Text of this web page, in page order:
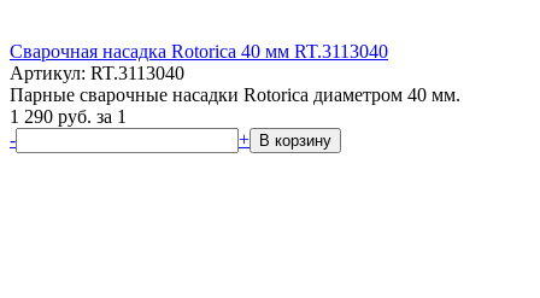
Сварочная насадка Rotorica 40 мм RT.3113040
Артикул: RT.3113040
Парные сварочные насадки Rotorica диаметром 40 мм.
1 290 руб. за 1
-
+ В корзину